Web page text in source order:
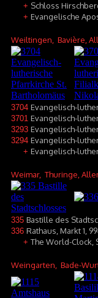
+ Schloss
+ Evangelische
Weiltingen , Bavière,
3704 Evangelisch-
3701 Evangelisch-
3293 Evangelisch-
3294 Evangelisch-
+ Evangelisch-
Weimar, Thuringe,
335 Bastille des
336 Rathaus, Markt 1,
+ The World-Clock,
Weingarten , Bade-